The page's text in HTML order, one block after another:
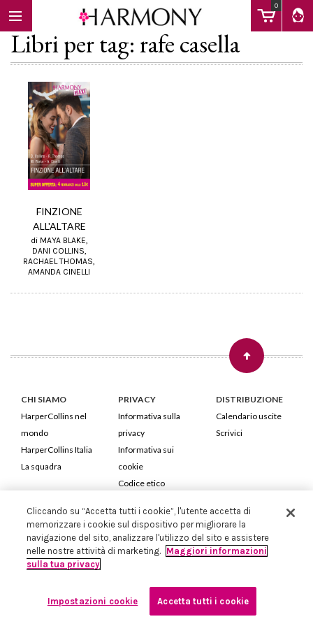
0
EBOOK
Calendario
Libri per tag: rafe casella
FINZIONE
ALL'ALTARE
di MAYA BLAKE,
DANI COLLINS,
RACHAEL THOMAS,
AMANDA CINELLI
CHI SIAMO
HarperCollins nel
mondo
HarperCollins Italia
La squadra
PRIVACY
Informativa sulla
privacy
Informativa sui
cookie
Codice etico
DISTRIBUZIONE
Calendario uscite
Scrivici
HarperCollins Italia S.p.A. Viale Monte Nero, 84 - 20135 Milano
Cod. Fiscale e P.IVA 05946780151 - Capitale Sociale 258.250 €
Iscritta in Milano al Registro delle imprese nr.198004 e REA nr.1051898
Cliccando su “Accetta tutti i cookie”, l'utente accetta di
memorizzare i cookie sul dispositivo per migliorare la
navigazione del sito, analizzare l'utilizzo del sito e assistere
nelle nostre attività di marketing. Maggiori informazioni
sulla tua privacy
Impostazioni cookie Accetta tutti i cookie